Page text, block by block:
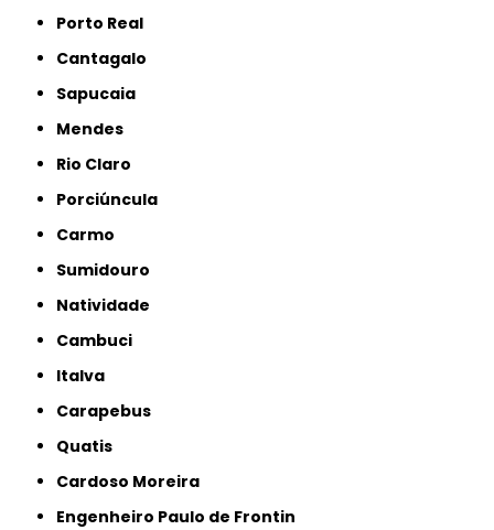
Porto Real
Cantagalo
Sapucaia
Mendes
Rio Claro
Porciúncula
Carmo
Sumidouro
Natividade
Cambuci
Italva
Carapebus
Quatis
Cardoso Moreira
Engenheiro Paulo de Frontin